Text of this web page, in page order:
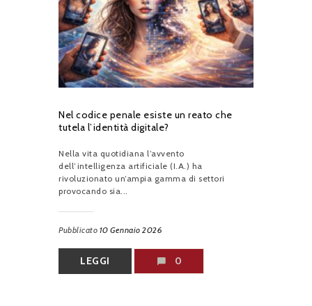
Nel codice penale esiste un reato che
tutela l’identità digitale?
Nella vita quotidiana l’avvento
dell’intelligenza artificiale (I.A.) ha
rivoluzionato un’ampia gamma di settori
provocando sia...
Pubblicato 10 Gennaio 2026
LEGGI 0